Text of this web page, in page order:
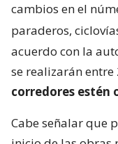
cambios en el
paraderos,
acuerdo con la
se realizarán entre
corredores estén
Cabe señalar que